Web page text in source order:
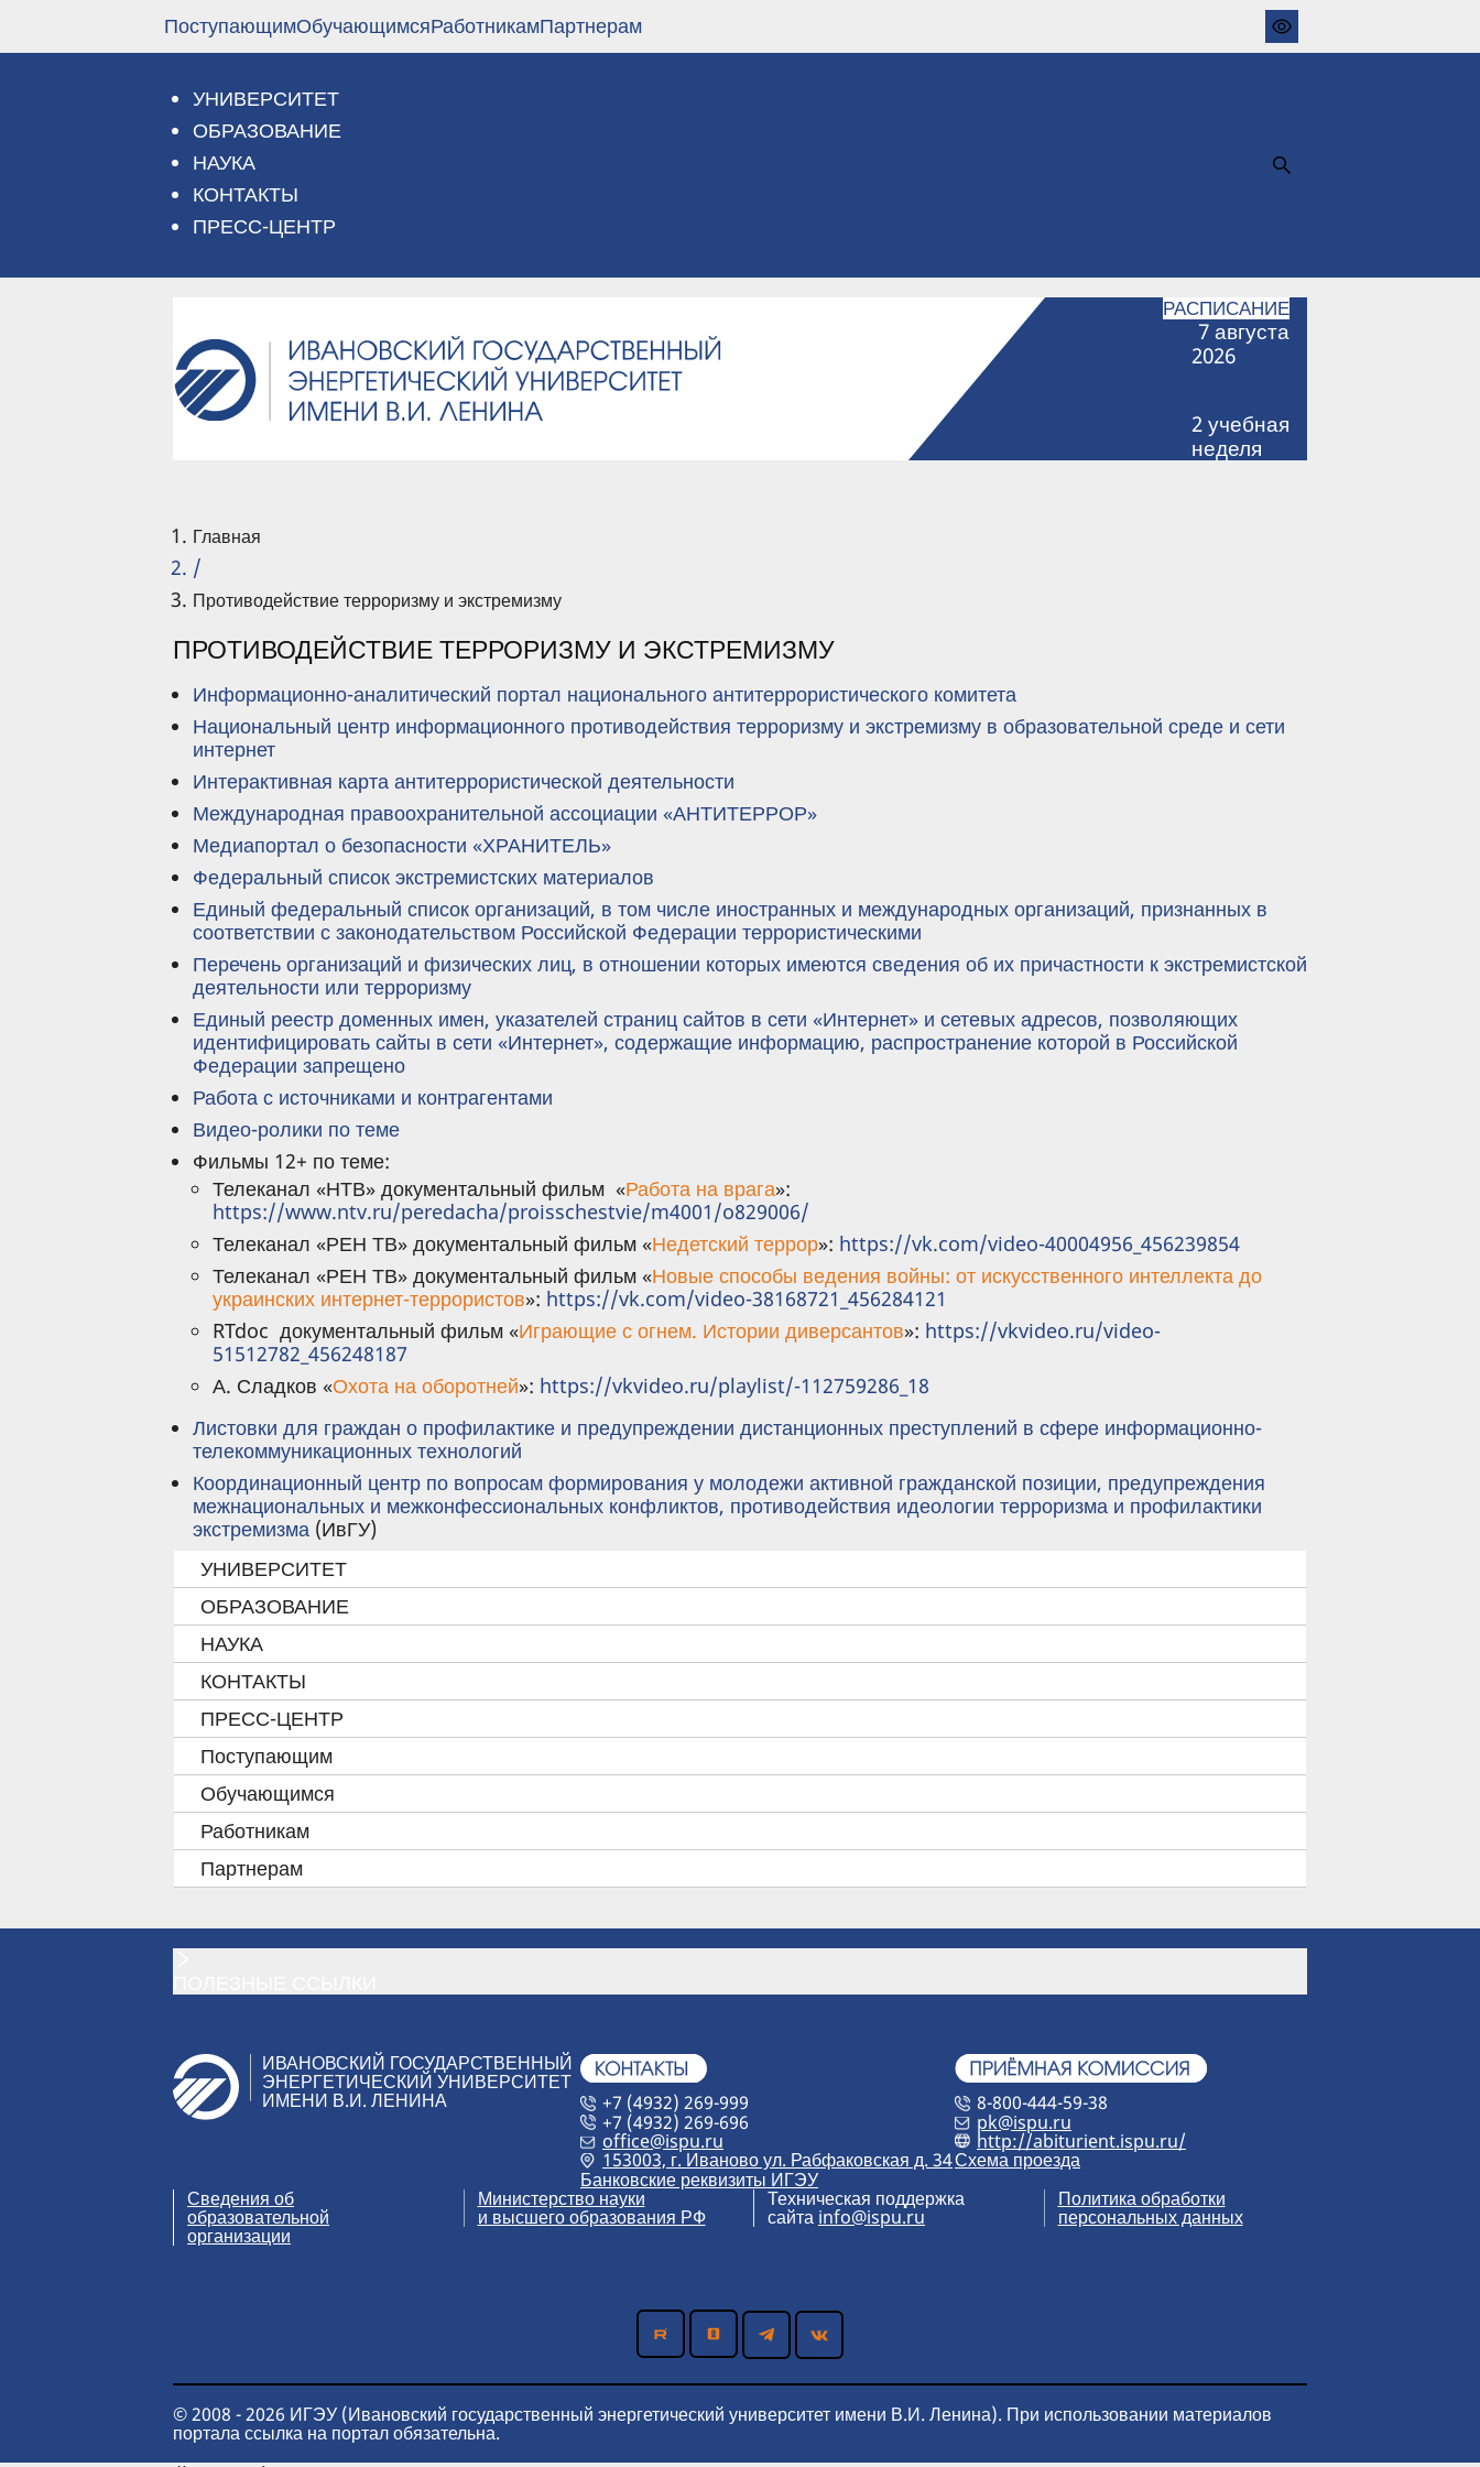
основному
ПоступающимОбучающимсяРаботникамПартнерам
УНИВЕРСИТЕТ
ОБРАЗОВАНИЕ
НАУКА
КОНТАКТЫ
ПРЕСС-ЦЕНТР
РАСПИСАНИЕ
7августа
2026
2учебная
неделя
Главная
/
Противодействие терроризму и экстремизму
ПРОТИВОДЕЙСТВИЕ ТЕРРОРИЗМУ И ЭКСТРЕМИЗМУ
Информационно-аналитический портал национального антитеррористического комитета
Национальный центр информационного противодействия терроризму и экстремизму в образовательной среде и сети
интернет
Интерактивная карта антитеррористической деятельности
Международная правоохранительной ассоциации «АНТИТЕРРОР»
Медиапортал о безопасности «ХРАНИТЕЛЬ»
Федеральный список экстремистских материалов
Единый федеральный список организаций, в том числе иностранных и международных организаций, признанных в
соответствии с законодательством Российской Федерации террористическими
Перечень организаций и физических лиц, в отношении которых имеются сведения об их причастности к экстремистской
деятельности или терроризму
Единый реестр доменных имен, указателей страниц сайтов в сети «Интернет» и сетевых адресов, позволяющих
идентифицировать сайты в сети «Интернет», содержащие информацию, распространение которой в Российской
Федерации запрещено
Работа с источниками и контрагентами
Видео-ролики по теме
Фильмы 12+ по теме:
Телеканал «НТВ» документальный фильм «Работа на врага»:
https://www.ntv.ru/peredacha/proisschestvie/m4001/o829006/
Телеканал «РЕН ТВ» документальный фильм «Недетский террор»: https://vk.com/video-40004956_456239854
Телеканал «РЕН ТВ» документальный фильм «Новые способы ведения войны: от искусственного интеллекта до
украинских интернет-террористов»: https://vk.com/video-38168721_456284121
RTdoc документальный фильм «Играющие с огнем. Истории диверсантов»: https://vkvideo.ru/video-
51512782_456248187
А. Сладков «Охота на оборотней»: https://vkvideo.ru/playlist/-112759286_18
Листовки для граждан о профилактике и предупреждении дистанционных преступлений в сфере информационно-
телекоммуникационных технологий
Координационный центр по вопросам формирования у молодежи активной гражданской позиции, предупреждения
межнациональных и межконфессиональных конфликтов, противодействия идеологии терроризма и профилактики
экстремизма (ИвГУ)
УНИВЕРСИТЕТ
ОБРАЗОВАНИЕ
НАУКА
КОНТАКТЫ
ПРЕСС-ЦЕНТР
Поступающим
Обучающимся
Работникам
Партнерам
ИВАНОВСКИЙ ГОСУДАРСТВЕННЫЙ
ЭНЕРГЕТИЧЕСКИЙ УНИВЕРСИТЕТ
ИМЕНИ В.И. ЛЕНИНА
+7 (4932) 269-999
+7 (4932) 269-696
office@ispu.ru
153003, г. Иваново ул. Рабфаковская д. 34
Банковские реквизиты ИГЭУ
8-800-444-59-38
pk@ispu.ru
http://abiturient.ispu.ru/
Схема проезда
Сведения об
образовательной
организации
Министерство науки
и высшего образования РФ
Техническая поддержка
сайта info@ispu.ru
Политика обработки
персональных данных
© 2008 - 2026 ИГЭУ (Ивановский государственный энергетический университет имени В.И. Ленина). При использовании материалов
портала ссылка на портал обязательна.